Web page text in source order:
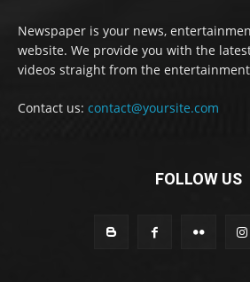
Newspaper is your news,
website. We provide you with the
videos straight from the
Contact us: contact@yoursite.com
FOLLOW US